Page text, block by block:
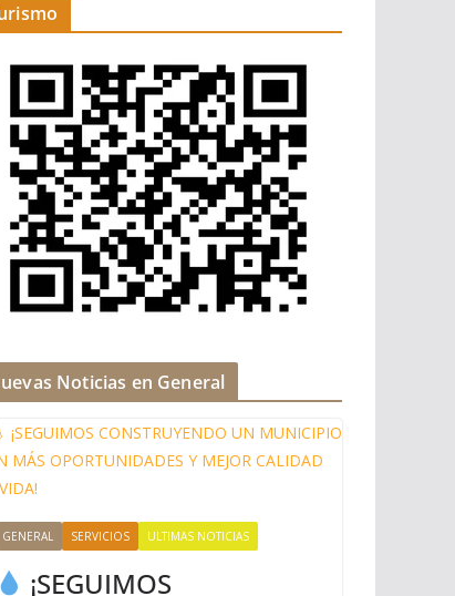
Noticias en General
GENERAL SERVICIOS ULTIMAS NOTICIAS
¡SEGUIMOS